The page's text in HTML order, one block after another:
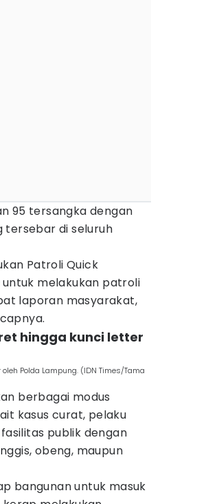
95 tersangka dengan
di seluruh
Patroli Quick
untuk melakukan patroli
laporan masyarakat,
hingga kunci letter
Polda Lampung. (IDN Times/Tama
berbagai modus
kasus curat, pelaku
publik dengan
obeng, maupun
bangunan untuk masuk